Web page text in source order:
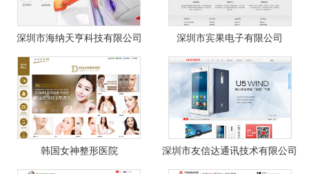
深圳市海纳天亨科技有限公司 深圳市宾果电子有限公司
韩国女神整形医院 深圳市友信达通讯技术有限公司